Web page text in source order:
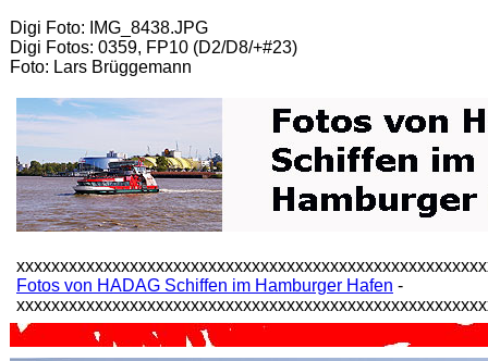
Digi Foto: IMG_8438.JPG
Digi Fotos: 0359, FP10 (D2/D8/+#23)
Foto: Lars Brüggemann
Fotos von HADAG Schiffen im Hamburger Hafen -